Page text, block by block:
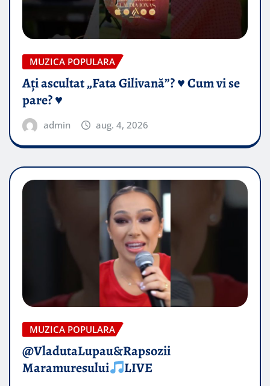
MUZICA POPULARA
Ați ascultat „Fata Gilivană”? ♥️ Cum vi se
pare? ♥️
admin aug. 4, 2026
MUZICA POPULARA
@VladutaLupau&Rapsozii
Maramuresului
LIVE